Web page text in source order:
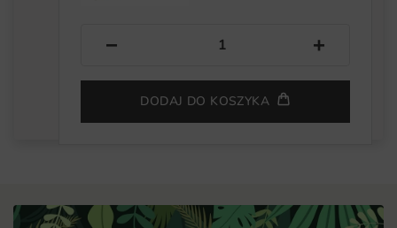
− +
DODAJ DO KOSZYKA